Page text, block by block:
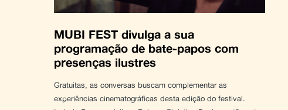
MUBI FEST divulga a sua
programação de bate-papos com
presenças ilustres
Gratuitas, as conversas buscam complementar as
experiências cinematográficas desta edição do festival.